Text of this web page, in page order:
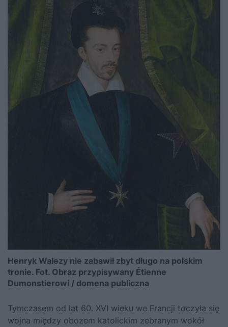
Henryk Walezy nie zabawił zbyt długo na polskim
tronie. Fot. Obraz przypisywany Étienne
Dumonstierowi / domena publiczna
Tymczasem od lat 60. XVI wieku we Francji toczyła się
wojna między obozem katolickim zebranym wokół